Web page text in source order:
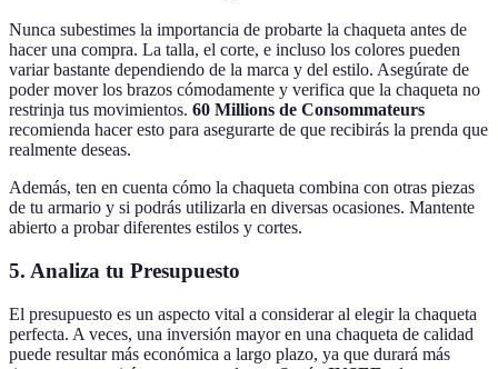
Nunca subestimes la importancia de probarte la chaqueta antes de
hacer una compra. La talla, el corte, e incluso los colores pueden
variar bastante dependiendo de la marca y del estilo. Asegúrate de
poder mover los brazos cómodamente y verifica que la chaqueta no
restrinja tus movimientos. 60 Millions de Consommateurs
recomienda hacer esto para asegurarte de que recibirás la prenda que
realmente deseas.
Además, ten en cuenta cómo la chaqueta combina con otras piezas
de tu armario y si podrás utilizarla en diversas ocasiones. Mantente
abierto a probar diferentes estilos y cortes.
5. Analiza tu Presupuesto
El presupuesto es un aspecto vital a considerar al elegir la chaqueta
perfecta. A veces, una inversión mayor en una chaqueta de calidad
puede resultar más económica a largo plazo, ya que durará más